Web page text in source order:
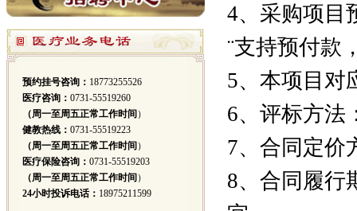
预约挂号咨询： 18773255526
医疗咨询： 0731-55519260
（周一至周五正常工作时间 ）
健教热线： 0731-55519223
（周一至周五正常工作时间 ）
医疗保险咨询： 0731-55519203
（周一至周五正常工作时间 ）
24小时投诉电话： 18975211599
4、采购项目
¨支持预付款
5、本项目对
6、评标方法
7、合同定价
8、合同履行